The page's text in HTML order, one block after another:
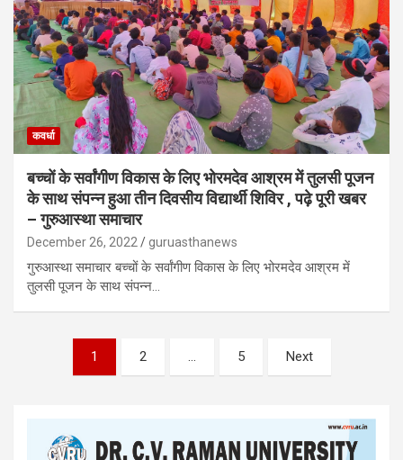
कवर्धा
बच्चों के सर्वांगीण विकास के लिए भोरमदेव आश्रम में तुलसी पूजन
के साथ संपन्न हुआ तीन दिवसीय विद्यार्थी शिविर , पढ़े पूरी खबर
– गुरुआस्था समाचार
December 26, 2022 guruasthanews
गुरुआस्था समाचार बच्चों के सर्वांगीण विकास के लिए भोरमदेव आश्रम में
तुलसी पूजन के साथ संपन्न…
navigation
1 2 … 5 Next